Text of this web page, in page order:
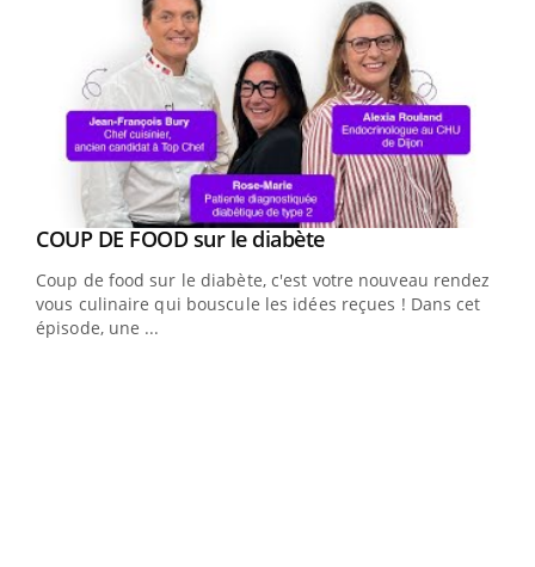
Youtube
COUP DE FOOD sur le diabèteYoutube
Coup de food sur le diabète, c'est votre nouveau rendez-
vous culinaire qui bouscule les idées reçues ! Dans cet
épisode, une ...